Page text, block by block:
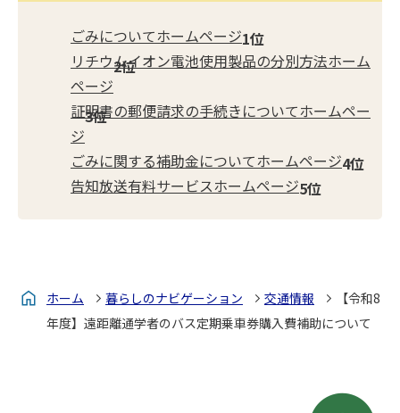
ごみについてホームページ
リチウムイオン電池使用製品の分別方法ホーム
ページ
証明書の郵便請求の手続きについてホームペー
ジ
ごみに関する補助金についてホームページ
告知放送有料サービスホームページ
ホーム 暮らしのナビゲーション 交通情報
【令和8
年度】遠距離通学者のバス定期乗車券購入費補助について